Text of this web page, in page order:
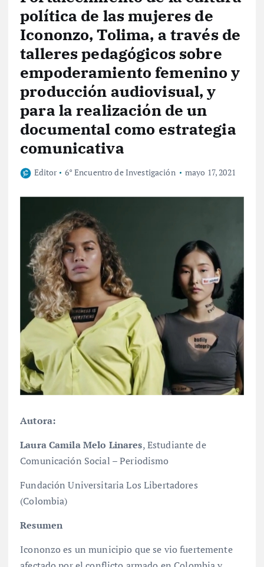
política de las mujeres de
Icononzo, Tolima, a través de
talleres pedagógicos sobre
empoderamiento femenino y
producción audiovisual, y
para la realización de un
documental como estrategia
comunicativa
Editor 6° Encuentro de Investigación mayo 17, 2021
Autora:
Laura Camila Melo Linares, Estudiante de
Comunicación Social – Periodismo
Fundación Universitaria Los Libertadores
(Colombia)
Resumen
Icononzo es un municipio que se vio fuertemente